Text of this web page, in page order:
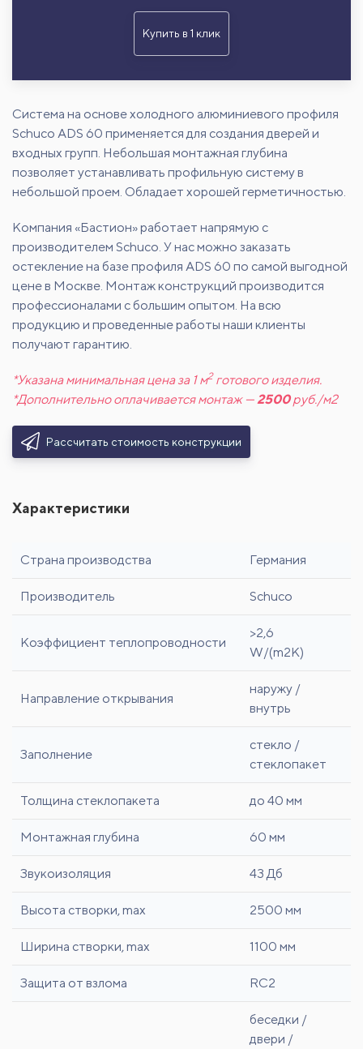
Купить в 1 клик
Система на основе холодного алюминиевого профиля
Schuco ADS 60 применяется для создания дверей и
входных групп. Небольшая монтажная глубина
позволяет устанавливать профильную систему в
небольшой проем. Обладает хорошей герметичностью.
Компания «Бастион» работает напрямую с
производителем Schuco. У нас можно заказать
остекление на базе профиля ADS 60 по самой выгодной
цене в Москве. Монтаж конструкций производится
профессионалами с большим опытом. На всю
продукцию и проведенные работы наши клиенты
получают гарантию.
*Указана минимальная цена за 1 м2готового изделия.
*Дополнительно оплачивается монтаж — 2500руб./м2
Рассчитать стоимость конструкции
Характеристики
Страна производства Германия
Производитель Schuco
Коэффициент теплопроводности
>2,6
W/(m2K)
Направление открывания
наружу /
внутрь
Заполнение
стекло /
стеклопакет
Толщина стеклопакета до 40 мм
Монтажная глубина 60 мм
Звукоизоляция 43 Дб
Высота створки, max 2500 мм
Ширина створки, max 1100 мм
Защита от взлома RC2
беседки /
двери /